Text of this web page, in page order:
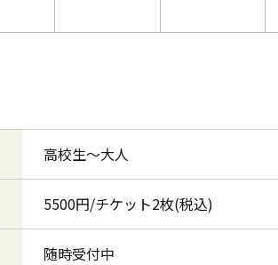
高校生～大人
5500円/チケット2枚(税込)
随時受付中